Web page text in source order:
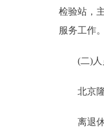
检验站，
服务工作。
(二)人
北京隆
离退休